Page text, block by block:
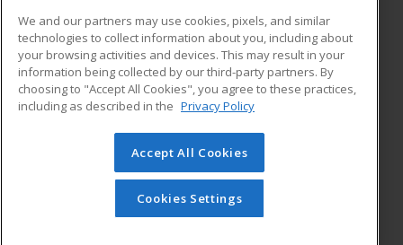
ADDITIONAL RESOURCES
Military
Financial Assistance
Help
Student Blog
© 2026 ed2go, a division of Cengage Learning. All rights
reserved. The material on this site cannot be reproduced or
redistributed unless you have obtained prior written
permission from Cengage Learning.Privacy Policy
We and our partners may use cookies, pixels, and similar
technologies to collect information about you, including about
your browsing activities and devices. This may result in your
information being collected by our third-party partners. By
choosing to "Accept All Cookies", you agree to these practices,
including as described in the Privacy Policy
Accept All Cookies
Cookies Settings